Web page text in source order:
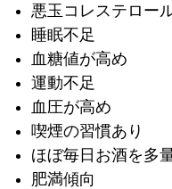
悪玉コレステロー
睡眠不足
血糖値が高め
運動不足
血圧が高め
喫煙の習慣あり
ほぼ毎日お酒を多
肥満傾向